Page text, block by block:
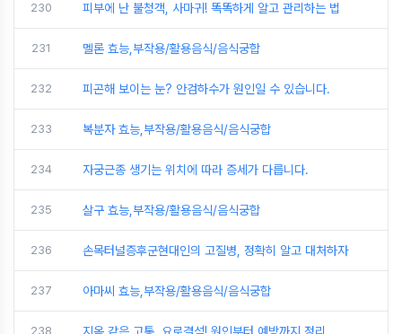
230 피부에 난 불청객, 사마귀! 똑똑하게 알고 관리하는 법
231 멜론 효능,부작용/활용음식/음식궁합
232 피곤해 보이는 눈? 안검하수가 원인일 수 있습니다.
233 복분자 효능,부작용/활용음식/음식궁합
234 자궁근종 생기는 위치에 따라 증세가 다릅니다.
235 살구 효능,부작용/활용음식/음식궁합
236 손목터널증후군현대인의 고질병, 정확히 알고 대처하자
237 아마씨 효능,부작용/활용음식/음식궁합
238